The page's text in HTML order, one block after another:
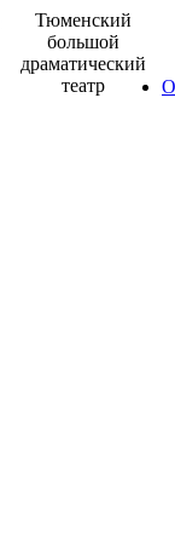
Тюменский
большой
драматический
театр